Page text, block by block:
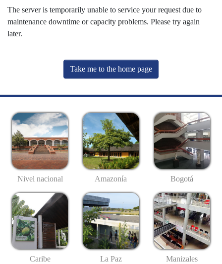
The server is temporarily unable to service your request due to
maintenance downtime or capacity problems. Please try again
later.
Take me to the home page
Nivel nacional Amazonía Bogotá
Caribe La Paz Manizales